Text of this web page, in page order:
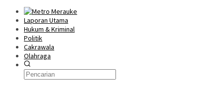
Laporan Utama
Hukum & Kriminal
Politik
Cakrawala
Olahraga